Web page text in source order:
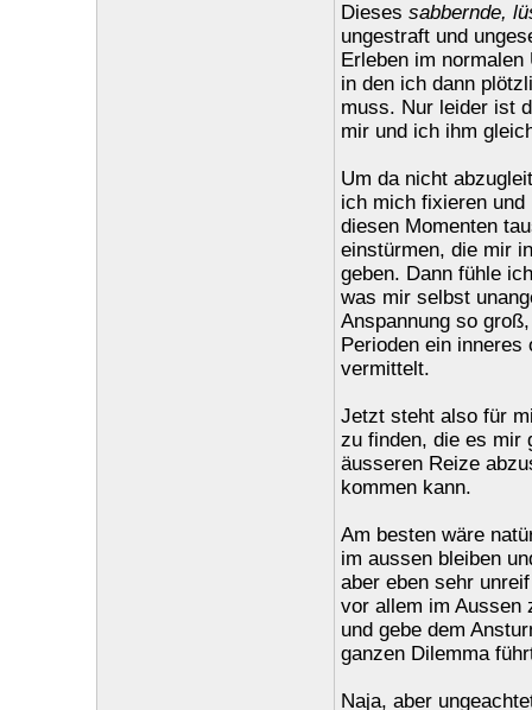
Dieses sabbernde,
ungestraft und
Erleben im
in den ich dann
muss. Nur leider ist
mir und ich ihm
Um da nicht
ich mich fixieren
diesen Momenten
einstürmen, die mir
geben. Dann fühle
was mir selbst
Anspannung so
Perioden ein
vermittelt.
Jetzt steht also für
zu finden, die es mir
äusseren Reize
kommen kann.
Am besten wäre
im aussen bleiben
aber eben sehr
vor allem im Aussen
und gebe dem
ganzen Dilemma
Naja, aber